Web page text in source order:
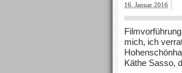
16. Januar 2016
mich, ich
Käthe Sasso,